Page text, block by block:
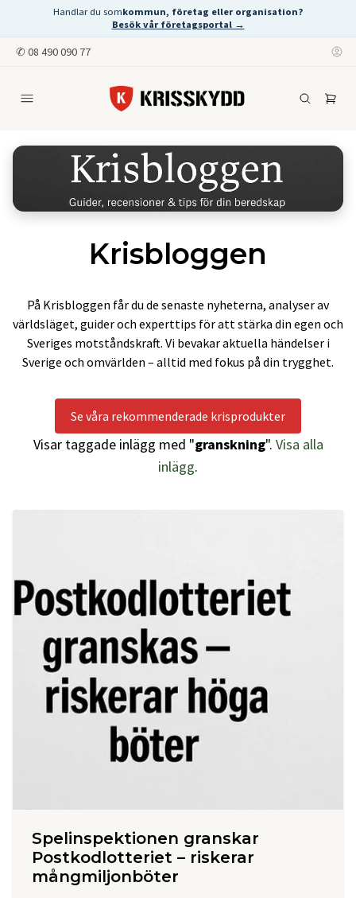
Handlar du somkommun, företag eller organisation?
Besök vår företagsportal →
✆ 08 490 090 77
Krisbloggen
På Krisbloggen får du de senaste nyheterna, analyser av
världsläget, guider och experttips för att stärka din egen och
Sveriges motståndskraft. Vi bevakar aktuella händelser i
Sverige och omvärlden – alltid med fokus på din trygghet.
Se våra rekommenderade krisprodukter
Visar taggade inlägg med "granskning". Visa alla
inlägg.
Spelinspektionen granskar
Postkodlotteriet – riskerar
mångmiljonböter